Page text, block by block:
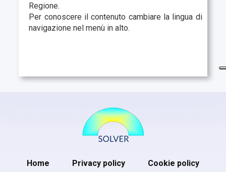
Regione.
Per conoscere il contenuto cambiare la lingua di
navigazione nel menù in alto.
Home Privacy policy
Cookie policy